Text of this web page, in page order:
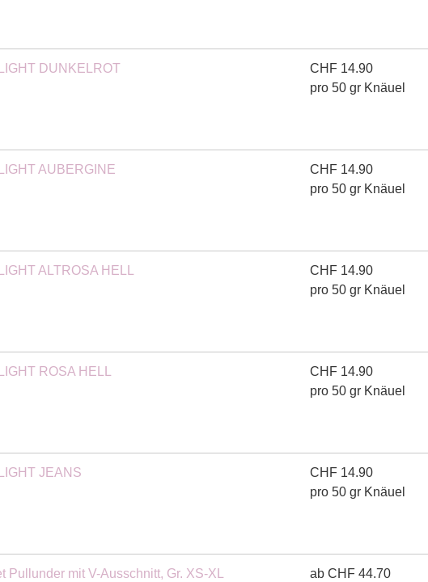
DUNKELROT CHF 14.90
pro 50 gr Knäuel
AUBERGINE CHF 14.90
pro 50 gr Knäuel
ALTROSA HELL CHF 14.90
pro 50 gr Knäuel
ROSA HELL CHF 14.90
pro 50 gr Knäuel
JEANS CHF 14.90
pro 50 gr Knäuel
Pullunder mit V-Ausschnitt, Gr. XS-XL
ab CHF 44.70